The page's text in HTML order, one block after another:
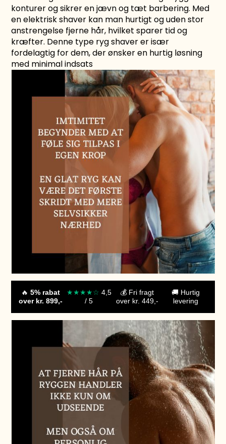
konturer og sikrer en jævn og tæt barbering. Med
en elektrisk shaver kan man hurtigt og uden stor
anstrengelse fjerne hår, hvilket sparer tid og
kræfter. Denne type ryg shaver er især
fordelagtig for dem, der ønsker en hurtig løsning
med minimal indsats
🔥 5% rabat
over kr. 899,-
★★★★☆ 4,5
/ 5
💰 Fri fragt
over kr. 449,-
🚚Hurtig
levering